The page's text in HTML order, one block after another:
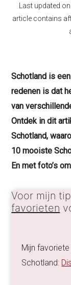
Last updated on
article contains
Schotland is
redenen is dat
van
Ontdek in dit
Schotland,
10 mooiste
En met foto’s
Voor mijn
favorieten
Mijn
Schotland: